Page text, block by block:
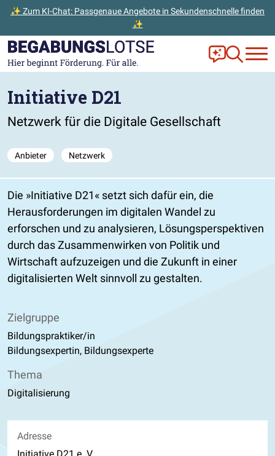
✨ Zum KI-Chat: Passgenaue Angebote in Sekundenschnelle finden
✨
Zum Hauptinhalt der Seite springen
Zur Startseite gehen Frag Ella!
Zur
Initiative D21
Netzwerk für die Digitale Gesellschaft
Anbieter Netzwerk
Die »Initiative D21« setzt sich dafür ein, die
Herausforderungen im digitalen Wandel zu
erforschen und zu analysieren, Lösungsperspektiven
durch das Zusammenwirken von Politik und
Wirtschaft aufzuzeigen und die Zukunft in einer
digitalisierten Welt sinnvoll zu gestalten.
Zielgruppe
Bildungspraktiker/in
Bildungsexpertin, Bildungsexperte
Thema
Digitalisierung
Adresse